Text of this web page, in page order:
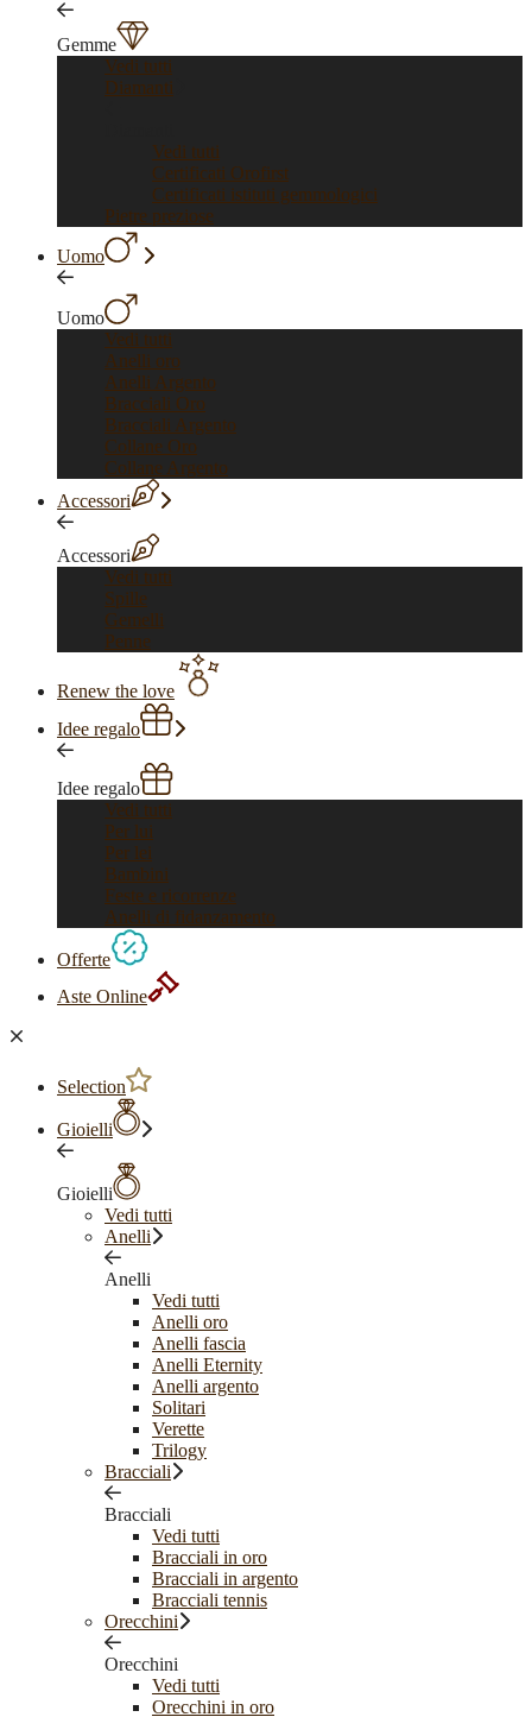
Gemme
Vedi tutti
Diamanti
Vedi tutti
Certificati Orofirst
Certificati istituti gemmologici
Pietre preziose
Uomo
Uomo
Vedi tutti
Anelli oro
Anelli Argento
Bracciali Oro
Bracciali Argento
Collane Oro
Collane Argento
Accessori
Accessori
Vedi tutti
Spille
Gemelli
Penne
Renew the love
Idee regalo
Idee regalo
Vedi tutti
Per lui
Per lei
Bambini
Feste e ricorrenze
Anelli di fidanzamento
Offerte
Aste Online
Selection
Gioielli
Gioielli
Vedi tutti
Anelli
Anelli
Vedi tutti
Anelli oro
Anelli fascia
Anelli Eternity
Anelli argento
Solitari
Verette
Trilogy
Bracciali
Bracciali
Vedi tutti
Bracciali in oro
Bracciali in argento
Bracciali tennis
Orecchini
Orecchini
Vedi tutti
Orecchini in oro